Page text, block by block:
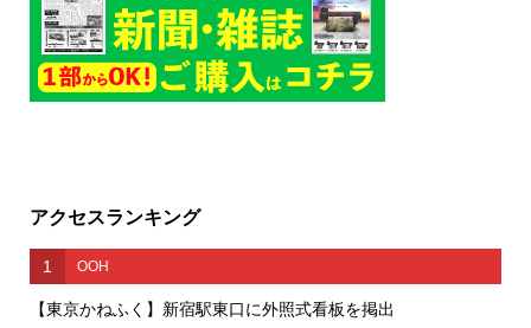
アクセスランキング
1 OOH
【東京かねふく】新宿駅東口に外照式看板を掲出